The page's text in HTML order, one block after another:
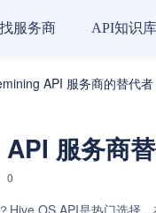
找服务商 API知识库
API 服务商的替代者
服务商
0
Hive OS API是热门选择